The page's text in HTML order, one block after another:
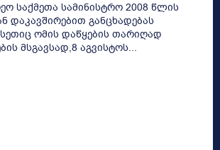
საქმეთა სამინისტრო 2008 წლის
დაკავშირებით განცხადებას
ომის დაწყების თარიღად
მსგავსად,8 აგვისტოს...